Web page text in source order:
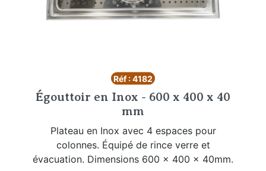
Réf : 4182
Égouttoir en Inox - 600 x 400 x 40
mm
Plateau en Inox avec 4 espaces pour
colonnes. Équipé de rince verre et
évacuation. Dimensions 600 x 400 x 40mm.